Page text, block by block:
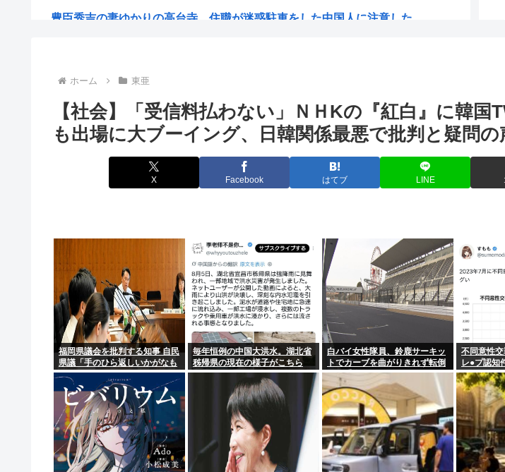
豊臣秀吉の妻ゆかりの高台寺、住職が迷惑駐車をした中国人に注意した...
【自民党】「ラスボス」不在で全会一致…消費税減税方針を総務会であ...
【困惑】高速SA、長時間駐車の有料化を検討 トラックの休憩どうす...
ある部署の女「休みがありません。もう60連勤なんです」人事私「休...
【驚愕】爆美女「すみません。砲弾3つ持ってきました」警察「！？」...
【芸能】女優・北川景子（39）右バストトップ“衝撃密着”写真にネ...
東大のサイトに「天安門」というコードを埋め込んでた教授、懲戒処分
トイレ紙の輸入が4割増 中国製が拡大、国内品の値上げの壁に
【画像】イギリス人日本在住のグラビアアイドルさん、マジでお前ら好...
90年代ってレトロというほど昔か…？
風俗店の副店長やが質問あるか？
日本の1人当たりGDPが過去最低順位更新！また韓国との差が広がり...
浮気がバレて離婚になった元夫宅に居候して1年、復縁を迫ったら「さ...
ホーム 東亜
【社会】「受信料払わない」ＮＨKの『紅白』に韓国
も出場に大ブーイング、日韓関係最悪で批判と疑問の
X Facebook はてブ LINE
福岡県議会を批判する知事 自民
県議「手のひら返しいかがなも
のか」
毎年恒例の中国大洪水。湖北省
秭帰県の現在の様子がこちら
白バイ女性隊員、鈴鹿サーキッ
トでカーブを曲がりきれず転倒
して重傷
不同意性
レ●プ認知